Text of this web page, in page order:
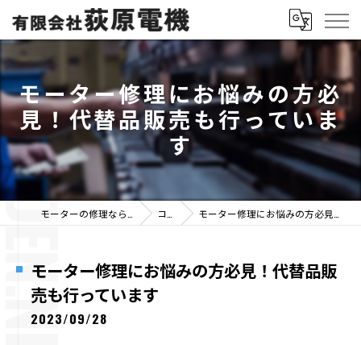
モーター修理にお悩みの方必
見！代替品販売も行っていま
す
コラム モーター修理にお悩みの方必見！代替品販売も行っています
モーター修理にお悩みの方必見！代替品販
売も行っています
2023/09/28